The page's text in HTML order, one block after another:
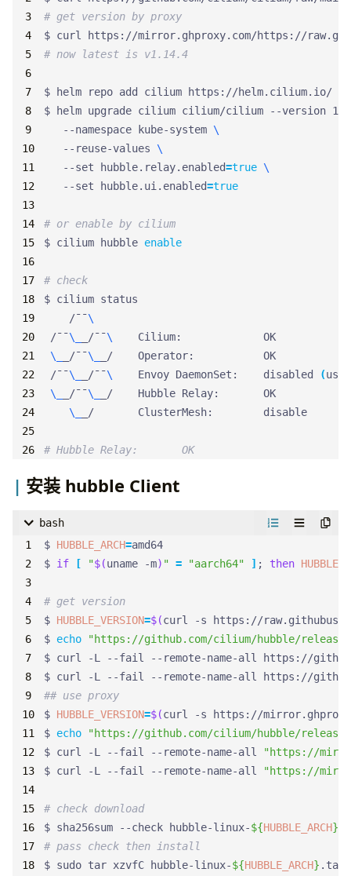
# get version by proxy
# now latest is v1.14.4
$ helm upgrade cilium cilium/cilium --version
   --namespace kube-system
   --reuse-values
   --set hubble.relay.enabled
=true
   --set hubble.ui.enabled
=true
# or enable by cilium
$ cilium hubble enable
# check
    /¯¯
/¯¯\_ _/¯¯\
\_
_/¯¯\_
/¯¯\_ _/¯¯\
   Envoy DaemonSet:    disabled
(
\_
_/¯¯\_
\_
# Hubble Relay:       OK
安装 hubble Client
bash
$ HUBBLE_ARCH=
$ if [ "$(uname -m) " = "aarch64" ] ; then
# get version
$ HUBBLE_VERSION=$(curl -s https://
$ echo
"https://github.com/cilium/hubble/
$ curl -L --fail --remote-name-all https://
$ curl -L --fail --remote-name-all https://
## use proxy
$ HUBBLE_VERSION=$(curl -s https://
$ echo
"https://github.com/cilium/hubble/
$ curl -L --fail --remote-name-all
"https://
$ curl -L --fail --remote-name-all
"https://
# check download
$ sha256sum --check hubble-linux-${HUBBLE_ARCH}
# pass check then install
$ sudo tar xzvfC hubble-linux-${HUBBLE_ARCH}